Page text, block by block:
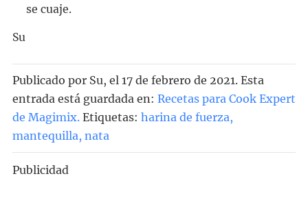
se cuaje.
Su
Publicado por Su, el 17 de febrero de 2021. Esta
entrada está guardada en: Recetas para Cook Expert
de Magimix. Etiquetas: harina de fuerza,
mantequilla, nata
Publicidad